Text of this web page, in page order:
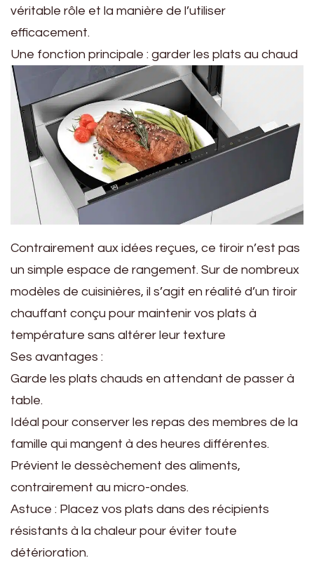
véritable rôle et la manière de l’utiliser
efficacement.
Une fonction principale : garder les plats au chaud
Contrairement aux idées reçues, ce tiroir n’est pas
un simple espace de rangement. Sur de nombreux
modèles de cuisinières, il s’agit en réalité d’un tiroir
chauffant conçu pour maintenir vos plats à
température sans altérer leur texture
Ses avantages :
Garde les plats chauds en attendant de passer à
table.
Idéal pour conserver les repas des membres de la
famille qui mangent à des heures différentes.
Prévient le dessèchement des aliments,
contrairement au micro-ondes.
Astuce : Placez vos plats dans des récipients
résistants à la chaleur pour éviter toute
détérioration.